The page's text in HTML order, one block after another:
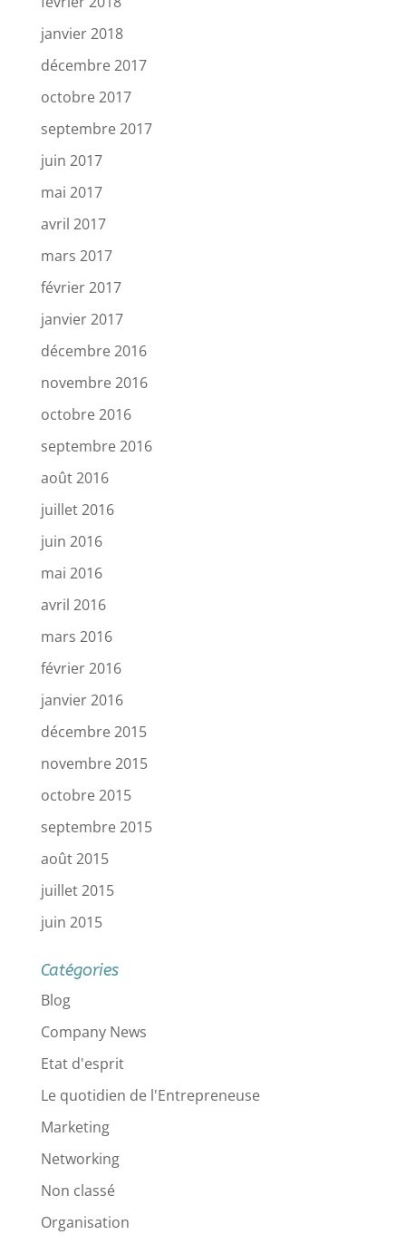
janvier 2018
décembre 2017
octobre 2017
septembre 2017
juin 2017
mai 2017
avril 2017
mars 2017
février 2017
janvier 2017
décembre 2016
novembre 2016
octobre 2016
septembre 2016
août 2016
juillet 2016
juin 2016
mai 2016
avril 2016
mars 2016
février 2016
janvier 2016
décembre 2015
novembre 2015
octobre 2015
septembre 2015
août 2015
juillet 2015
juin 2015
Catégories
Blog
Company News
Etat d'esprit
Le quotidien de l'Entrepreneuse
Marketing
Networking
Non classé
Organisation